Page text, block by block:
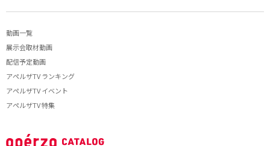
動画一覧
展示会取材動画
配信予定動画
アペルザTV ランキング
アペルザTV イベント
アペルザTV 特集